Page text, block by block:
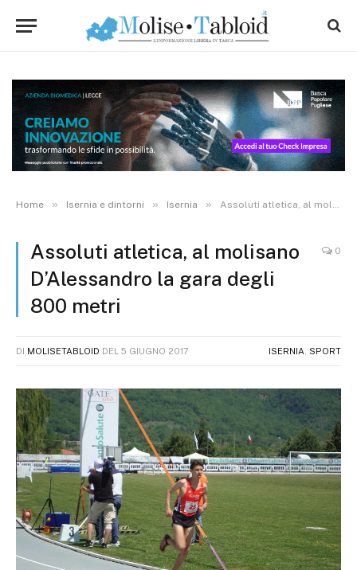
Home » Isernia e dintorni » Isernia » Assoluti atletica, al molisano D’Alessandro la gara degli 800 metri
Assoluti atletica, al molisano
D’Alessandro la gara degli
800 metri
0
DI MOLISETABLOID DEL 5 GIUGNO 2017 ISERNIA SPORT